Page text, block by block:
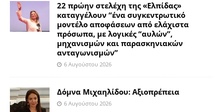
22 πρώην στελέχη της «Ελπίδας»
καταγγέλουν “ένα συγκεντρωτικό
μοντέλο αποφάσεων από ελάχιστα
πρόσωπα, με λογικές “αυλών”,
μηχανισμών και παρασκηνιακών
ανταγωνισμών”
6 Αυγούστου 2026
Δόμνα Μιχαηλίδου: Αξιοπρέπεια
6 Αυγούστου 2026